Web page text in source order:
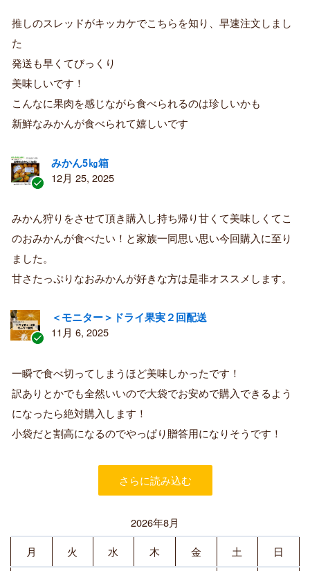
証
済
購
者
推しのスレッドがキッカケでこちらを知り、早速注文しまし
た
発送も早くてびっくり
美味しいです！
こんなに果肉を感じながら食べられるのは珍しいかも
新鮮なみかんが食べられて嬉しいです
証
済
み
購
者
みかん5㎏箱
12月 25, 2025
みかん狩りをさせて頂き購入し持ち帰り甘くて美味しくてこ
のおみかんが食べたい！と家族一同思い思い今回購入に至り
ました。
甘さたっぷりなおみかんが好きな方は是非オススメします。
証
済
み
購
者
＜モニター＞ドライ果実２回配送
11月 6, 2025
一瞬で食べ切ってしまうほど美味しかったです！
訳ありとかでも全然いいので大袋でお安めで購入できるよう
になったら絶対購入します！
小袋だと割高になるのでやっぱり贈答用になりそうです！
さらに読み込む
2026年8月
月
火 水 木 金 土
日